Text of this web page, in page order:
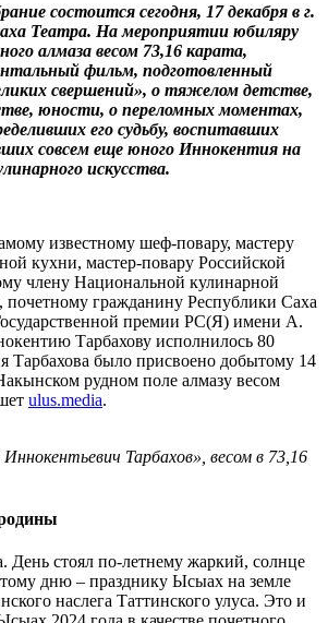
состоится сегодня, 17 декабря в г.
Театра. На мероприятии юбиляру
алмаза весом 73,16 карата,
фильм, подготовленный
свершений», о тяжелом детстве,
юности, о переломных моментах,
его судьбу, воспитавших
совсем еще юного Иннокентия на
искусства.
известному шеф-повару, мастеру
кухни, мастер-повару Российской
члену Национальной кулинарной
гражданину Республики Саха
премии РС(Я) имени А.
Тарбахову исполнилось 80
Тарбахова было присвоено добытому 14
рудном поле алмазу весом
ulus.media.
Тарбахов», весом в 73,16
День стоял по-летнему жаркий, солнце
дню – празднику Ысыах на земле
наслега Таттинского улуса. Это и